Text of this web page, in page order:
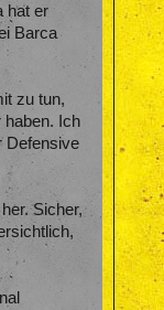
hat er
Barca
zu tun,
haben. Ich
Defensive
Sicher,